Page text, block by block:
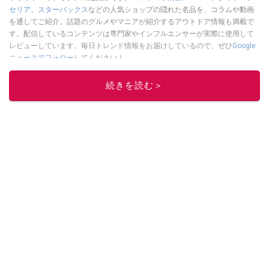
セリア、 スターバックスなどの人気ショップの隠れた名品を、コラムや動画
を通してご紹介。話題のグルメやマニアが紹介するアウトドア情報も満載で
す。配信しているコンテンツは専門家やインフルエンサーが実際に使用して
レビューしています。毎日トレンド情報をお届けしているので、ぜひGoogle
ニュースでフォロー してください！
続きを読む＞